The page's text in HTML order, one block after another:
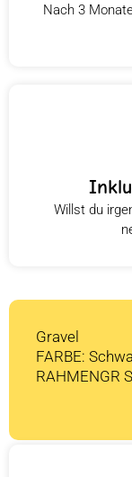
Nach 3
Willst du
Gravel
FARBE:
RAHMENGR